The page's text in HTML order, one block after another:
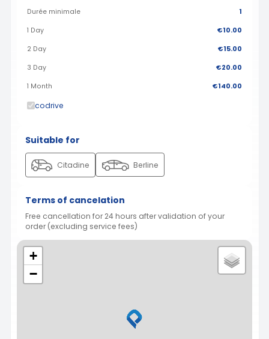
Durée minimale 1
1 Day €10.00
2 Day €15.00
3 Day €20.00
1 Month €140.00
codrive
Suitable for
Citadine Berline
Terms of cancelation
Free cancellation for 24 hours after validation of your
order (excluding service fees)
+
−